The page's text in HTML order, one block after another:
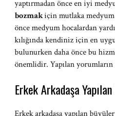
yaptırmadan önce en iyi
bozmakiçin mutlaka
önce medyum hocalardan
kılığında kendiniz için en
bulunurken daha önce bu
önemlidir. Yapılan
Erkek Arkadaşa
Erkek arkadaşa yapılan